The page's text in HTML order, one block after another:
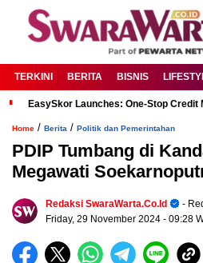
TERKINI BERITA BISNIS
EasySkor Launches: One-Stop
Home / Berita / Politik dan Pemerintahan
PDIP Tumbang di
Megawati
Redaksi SwaraWarta.co.id
-
Friday, 29 November 2024 - 09:28